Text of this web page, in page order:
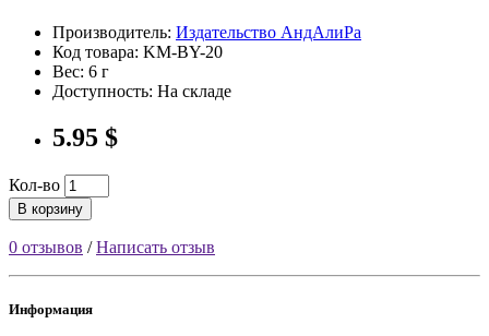
Производитель: Издательство АндАлиРа
Код товара: KM-BY-20
Вес: 6 г
Доступность: На складе
5.95 $
Кол-во
В корзину
0 отзывов /Написать отзыв
Информация